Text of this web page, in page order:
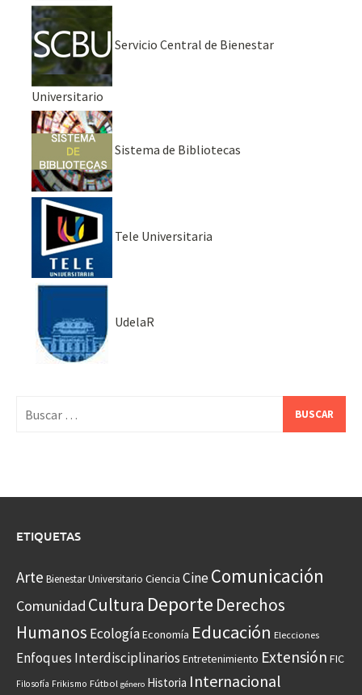
Servicio Central de Bienestar
Universitario
Sistema de Bibliotecas
Tele Universitaria
UdelaR
ETIQUETAS
Arte Bienestar Universitario Ciencia CineComunicación
Comunidad Cultura Deporte Derechos
Humanos EcologíaEconomía Educación Elecciones
Enfoques Interdisciplinarios Entretenimiento Extensión FIC
Filosofía Frikismo Fútbol género Historia Internacional